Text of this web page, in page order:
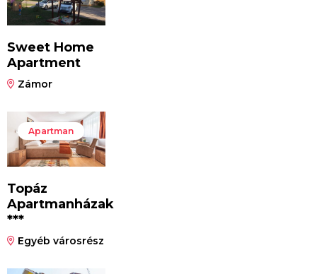
Sweet Home
Apartment
Zámor
Apartman
Topáz
Apartmanházak
***
Egyéb városrész